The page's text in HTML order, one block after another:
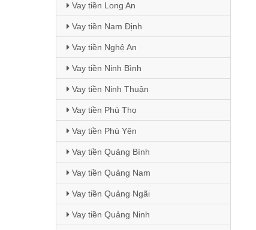
Vay tiền Long An
Vay tiền Nam Định
Vay tiền Nghệ An
Vay tiền Ninh Bình
Vay tiền Ninh Thuận
Vay tiền Phú Thọ
Vay tiền Phú Yên
Vay tiền Quảng Bình
Vay tiền Quảng Nam
Vay tiền Quảng Ngãi
Vay tiền Quảng Ninh